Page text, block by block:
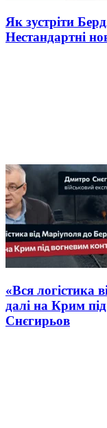
Як зустріти
Нестандартні
«Вся логістика
далі на Крим
Снєгирьов